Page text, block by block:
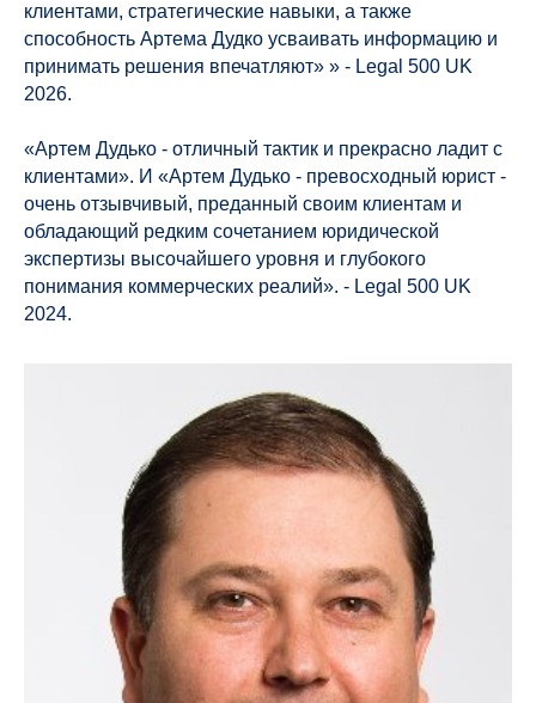
клиентами, стратегические навыки, а также
способность Артема Дудко усваивать информацию и
принимать решения впечатляют» » - Legal 500 UK
2026.
«Артем Дудько - отличный тактик и прекрасно ладит с
клиентами». И «Артем Дудько - превосходный юрист -
очень отзывчивый, преданный своим клиентам и
обладающий редким сочетанием юридической
экспертизы высочайшего уровня и глубокого
понимания коммерческих реалий». - Legal 500 UK
2024.